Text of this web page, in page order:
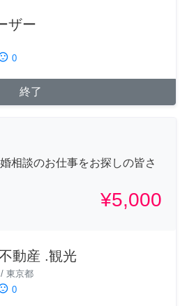
ザー
0
終了
相談のお仕事をお探しの皆さ
¥5,000
動産 .観光
/ 東京都
0